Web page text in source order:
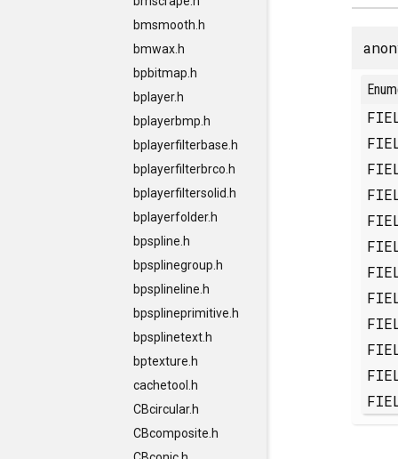
bmsmooth.h
bmwax.h
bpbitmap.h
bplayer.h
bplayerbmp.h
bplayerfilterbase.h
bplayerfilterbrco.h
bplayerfiltersolid.h
bplayerfolder.h
bpspline.h
bpsplinegroup.h
bpsplineline.h
bpsplineprimitive.h
bpsplinetext.h
bptexture.h
cachetool.h
CBcircular.h
CBcomposite.h